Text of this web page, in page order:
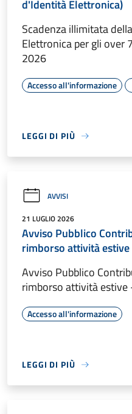
d'Identità Elettronica)
Scadenza illimitata
Elettronica per gli over
2026
Accesso all'informazione
LEGGI DI PIÙ
AVVISI
21 LUGLIO 2026
Avviso Pubblico
rimborso attività
Avviso Pubblico
rimborso attività
Accesso all'informazione
LEGGI DI PIÙ